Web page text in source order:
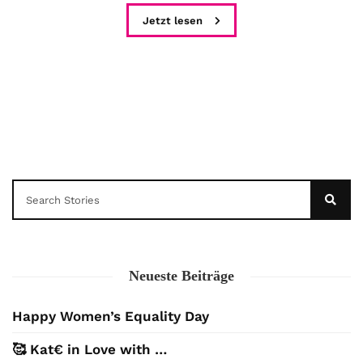
Jetzt lesen
Neueste Beiträge
Happy Women’s Equality Day
🥰 Kat€ in Love with …